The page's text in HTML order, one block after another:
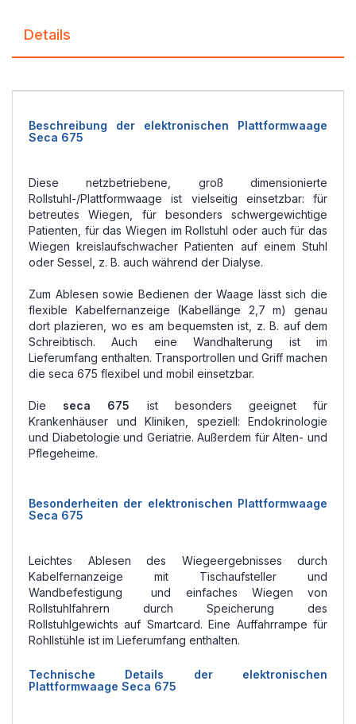
Details
Beschreibung der elektronischen Plattformwaage
Seca 675
Diese netzbetriebene, groß dimensionierte
Rollstuhl-/Plattformwaage ist vielseitig einsetzbar: für
betreutes Wiegen, für besonders schwergewichtige
Patienten, für das Wiegen im Rollstuhl oder auch für das
Wiegen kreislaufschwacher Patienten auf einem Stuhl
oder Sessel, z. B. auch während der Dialyse.
Zum Ablesen sowie Bedienen der Waage lässt sich die
flexible Kabelfernanzeige (Kabellänge 2,7 m) genau
dort plazieren, wo es am bequemsten ist, z. B. auf dem
Schreibtisch. Auch eine Wandhalterung ist im
Lieferumfang enthalten. Transportrollen und Griff machen
die seca 675 flexibel und mobil einsetzbar.
Die seca 675 ist besonders geeignet für
Krankenhäuser und Kliniken, speziell: Endokrinologie
und Diabetologie und Geriatrie. Außerdem für Alten- und
Pflegeheime.
Besonderheiten der elektronischen Plattformwaage
Seca 675
Leichtes Ablesen des Wiegeergebnisses durch
Kabelfernanzeige mit Tischaufsteller und
Wandbefestigung und einfaches Wiegen von
Rollstuhlfahrern durch Speicherung des
Rollstuhlgewichts auf Smartcard. Eine Auffahrrampe für
Rohllstühle ist im Lieferumfang enthalten.
Technische Details der elektronischen
Plattformwaage Seca 675